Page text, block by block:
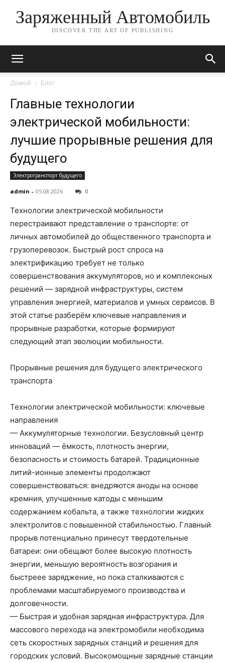
Заряженный Автомобиль
DISCOVER THE ART OF PUBLISHING
Домой Блог
Главные технологии
электрической мобильности:
лучшие прорывные решения для
будущего
Электротранспорт будущего
admin - 05.08.2026 0
Технологии электрической мобильности
перестраивают представление о транспорте: от
личных автомобилей до общественного транспорта и
грузоперевозок. Быстрый рост спроса на
электрификацию требует не только
совершенствования аккумуляторов, но и комплексных
решений — зарядной инфраструктуры, систем
управления энергией, материалов и умных сервисов. В
этой статье разберём ключевые направления и
прорывные разработки, которые формируют
следующий этап эволюции мобильности.
Прорывные решения для будущего электрического
транспорта
Технологии электрической мобильности: ключевые
направления
— Аккумуляторные технологии. Безусловный центр
инноваций — ёмкость, плотность энергии,
безопасность и стоимость батарей. Традиционные
литий-ионные элементы продолжают
совершенствоваться: внедряются аноды на основе
кремния, улучшенные катоды с меньшим
содержанием кобальта, а также технологии жидких
электролитов с повышенной стабильностью. Главный
прорыв потенциально принесут твердотельные
батареи: они обещают более высокую плотность
энергии, меньшую вероятность возгорания и
быстреее заряджение, но пока сталкиваются с
проблемами масштабируемого производства и
долговечности.
— Быстрая и удобная зарядная инфраструктура. Для
массового перехода на электромобили необходима
сеть скоростных зарядных станций и решения для
городских условий. Высокомощные зарядные станции